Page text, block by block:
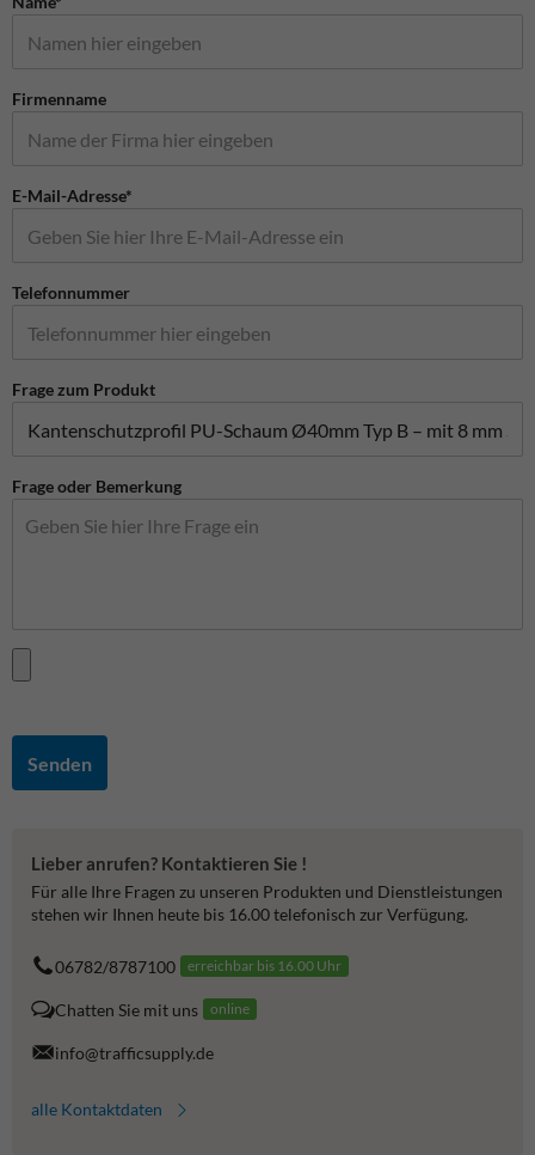
Firmenname
E-Mail-Adresse*
Telefonnummer
Frage zum Produkt
Frage oder Bemerkung
Senden
Lieber anrufen? Kontaktieren Sie !
Für alle Ihre Fragen zu unseren Produkten und Dienstleistungen
stehen wir Ihnen heute bis 16.00 telefonisch zur Verfügung.
06782/8787100 erreichbar bis 16.00 Uhr
Chatten Sie mit uns online
info@trafficsupply.de
alle Kontaktdaten